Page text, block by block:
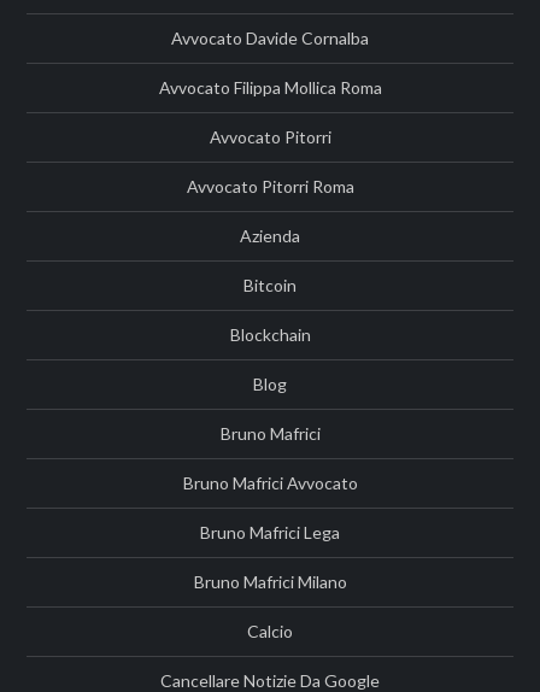
Avvocato Davide Cornalba
Avvocato Filippa Mollica Roma
Avvocato Pitorri
Avvocato Pitorri Roma
Azienda
Bitcoin
Blockchain
Blog
Bruno Mafrici
Bruno Mafrici Avvocato
Bruno Mafrici Lega
Bruno Mafrici Milano
Calcio
Cancellare Notizie Da Google